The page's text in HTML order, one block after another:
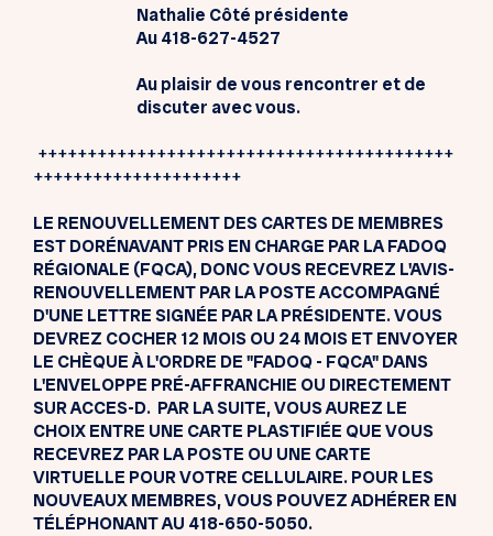
Nathalie Côté présidente
Au 418-627-4527
Au plaisir de vous rencontrer et de
discuter avec vous.
++++++++++++++++++++++++++++++++++++++++++
+++++++++++++++++++++
LE RENOUVELLEMENT DES CARTES DE MEMBRES
EST DORÉNAVANT PRIS EN CHARGE PAR LA FADOQ
RÉGIONALE (FQCA), DONC VOUS RECEVREZ L'AVIS-
RENOUVELLEMENT PAR LA POSTE ACCOMPAGNÉ
D'UNE LETTRE SIGNÉE PAR LA PRÉSIDENTE. VOUS
DEVREZ COCHER 12 MOIS OU 24 MOIS ET ENVOYER
LE CHÈQUE À L'ORDRE DE "FADOQ - FQCA" DANS
L'ENVELOPPE PRÉ-AFFRANCHIE OU DIRECTEMENT
SUR ACCES-D. PAR LA SUITE, VOUS AUREZ LE
CHOIX ENTRE UNE CARTE PLASTIFIÉE QUE VOUS
RECEVREZ PAR LA POSTE OU UNE CARTE
VIRTUELLE POUR VOTRE CELLULAIRE. POUR LES
NOUVEAUX MEMBRES, VOUS POUVEZ ADHÉRER EN
TÉLÉPHONANT AU 418-650-5050.